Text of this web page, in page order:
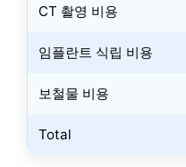
CT 촬영 비용
임플란트 식립 비용
보철물 비용
Total